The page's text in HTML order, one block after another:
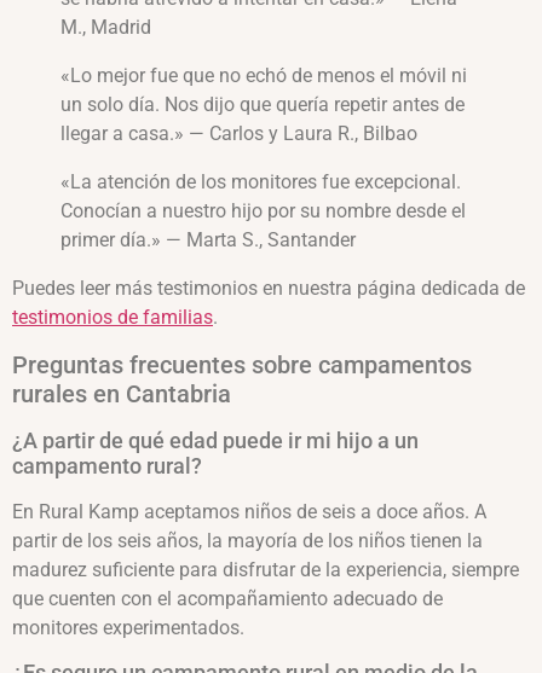
M., Madrid
«Lo mejor fue que no echó de menos el móvil ni
un solo día. Nos dijo que quería repetir antes de
llegar a casa.» — Carlos y Laura R., Bilbao
«La atención de los monitores fue excepcional.
Conocían a nuestro hijo por su nombre desde el
primer día.» — Marta S., Santander
Puedes leer más testimonios en nuestra página dedicada de
testimonios de familias.
Preguntas frecuentes sobre campamentos
rurales en Cantabria
¿A partir de qué edad puede ir mi hijo a un
campamento rural?
En Rural Kamp aceptamos niños de seis a doce años. A
partir de los seis años, la mayoría de los niños tienen la
madurez suficiente para disfrutar de la experiencia, siempre
que cuenten con el acompañamiento adecuado de
monitores experimentados.